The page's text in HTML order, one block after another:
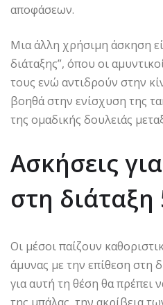
αποφάσεων.
Μια άλλη χρήσιμη άσκηση
διάταξης”, όπου οι
τους ενώ αντιδρούν στην
βοηθά στην ενίσχυση της
της ομαδικής δουλειάς
Ασκήσεις
στη διάταξη
Οι μέσοι παίζουν
άμυνας με την επίθεση στη
για αυτή τη θέση θα πρέπει